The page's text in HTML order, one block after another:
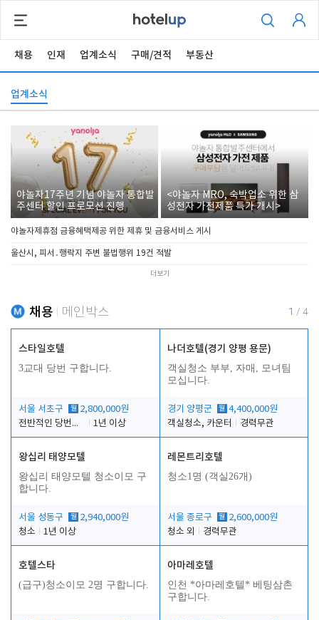
채용 인재 업계소식 구매/견적 부동산
업계소식
야놀자17주년 기념 야놀자 통합발
주센터 할인 프로모션 진행
<야놀자 MRO, 숙박업소 위한 삼
성전자 가전제품 특가 개시>
야놀자제휴점 금융혜택제공 위한 제휴 및 금융서비스 게시
울산시, 피서․행락지 주변 불법행위 19건 적발
더보기
채용 메인박스 1 / 4
스타일호텔
3교대 당번 구합니다.
서울 서초구 월 2,800,000원
전반적인 당번업무
1년 이상
나더호텔(경기 양평 용문)
객실청소 부부, 자매, 모녀팀
모십니다.
경기 양평군 월 4,400,000원
객실청소, 카운터
경력무관
왕십리 태양모텔
왕십리 태양모텔 청소이모 구
합니다.
서울 성동구 월 2,940,000원
청소
1년 이상
레몬트리호텔
청소1명 (객실26개)
서울 종로구 월 2,600,000원
청소 외
경력무관
호텔스타
(급구)청소이모 2명 구합니다.
아마레호텔
인천 *아마레호텔* 베팅삼촌
구합니다.